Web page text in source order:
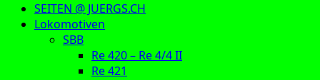
SEITEN @ JUERGS.CH
Lokomotiven
SBB
Re 420 – Re 4/4 II
Re 421